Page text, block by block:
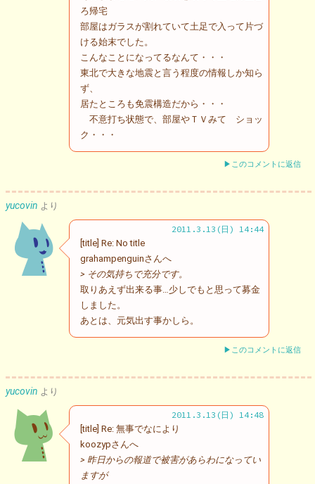
ろ帰宅
部屋はガラスが割れていて土足で入って片づ
ける始末でした。
こんなことになってるなんて・・・
東北で大きな地震と言う程度の情報しか知ら
ず、
居たところも免震構造だから・・・
不意打ち状態で、部屋やＴＶみて ショッ
ク・・・
▶このコメントに返信
yucovin より
2011.3.13(日) 14:44
[title] Re: No title
grahampenguinさんへ
> その気持ちで充分です。
取りあえず出来る事…少しでもと思って募金
しました。
あとは、元気出す事かしら。
▶このコメントに返信
yucovin より
2011.3.13(日) 14:48
[title] Re: 無事でなにより
koozypさんへ
> 昨日からの報道で被害があらわになってい
ますが